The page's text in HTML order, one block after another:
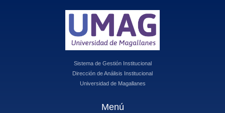
Sistema de Gestión Institucional
Dirección de Análisis Institucional
Universidad de Magallanes
Menú